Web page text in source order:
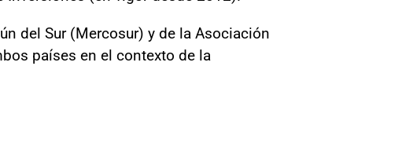
del Sur (Mercosur) y de la Asociación
países en el contexto de la